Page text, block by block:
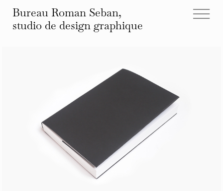
Bureau Roman Seban,
studio de design graphique
éditions
identités
autre
infos et contact